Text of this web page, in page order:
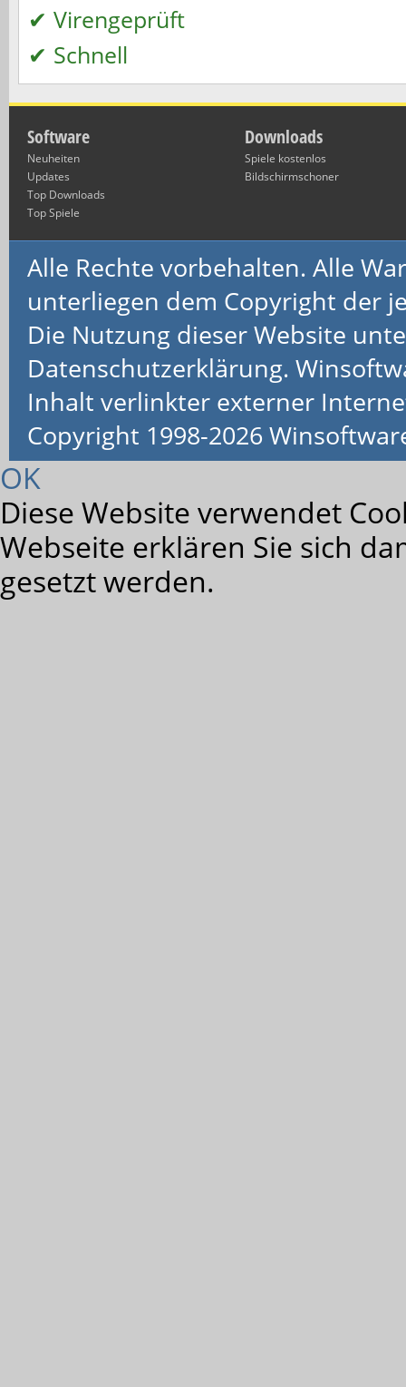
✔ Virengeprüft
✔ Schnell
Software
Neuheiten
Updates
Top Downloads
Top Spiele
Downloads
Spiele kostenlos
Bildschirmschoner
Alle Rechte vorbehalten. Alle
unterliegen dem Copyright der
Die Nutzung dieser Website
Datenschutzerklärung.
Inhalt verlinkter externer
Copyright 1998-2026
OK
Diese Website verwendet
Webseite erklären Sie sich
gesetzt werden.